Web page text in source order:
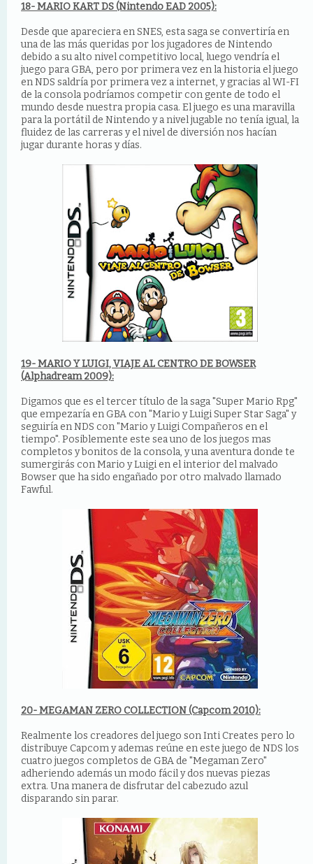
18- MARIO KART DS (Nintendo EAD 2005):
Desde que apareciera en SNES, esta saga se convertiría en
una de las más queridas por los jugadores de Nintendo
debido a su alto nivel competitivo local, luego vendría el
juego para GBA, pero por primera vez en la historia el juego
en NDS saldría por primera vez a internet, y gracias al WI-FI
de la consola podríamos competir con gente de todo el
mundo desde nuestra propia casa. El juego es una maravilla
para la portátil de Nintendo y a nivel jugable no tenía igual, la
fluidez de las carreras y el nivel de diversión nos hacían
jugar durante horas y días.
19- MARIO Y LUIGI, VIAJE AL CENTRO DE BOWSER
(Alphadream 2009):
Digamos que es el tercer título de la saga "Super Mario Rpg"
que empezaría en GBA con "Mario y Luigi Super Star Saga" y
seguiría en NDS con "Mario y Luigi Compañeros en el
tiempo". Posiblemente este sea uno de los juegos mas
completos y bonitos de la consola, y una aventura donde te
sumergirás con Mario y Luigi en el interior del malvado
Bowser que ha sido engañado por otro malvado llamado
Fawful.
20- MEGAMAN ZERO COLLECTION (Capcom 2010):
Realmente los creadores del juego son Inti Creates pero lo
distribuye Capcom y ademas reúne en este juego de NDS los
cuatro juegos completos de GBA de "Megaman Zero"
adheriendo además un modo fácil y dos nuevas piezas
extra. Una manera de disfrutar del cabezudo azul
disparando sin parar.